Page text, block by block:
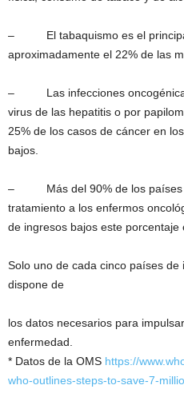
– El tabaquismo es el principal
aproximadamente el 22% de las
– Las infecciones
virus de las hepatitis o por
25% de los casos de cáncer en
bajos.
– Más del 90% de los países
tratamiento a los enfermos
de ingresos bajos este porcentaje
Solo uno de cada cinco países
dispone de
los datos necesarios para
enfermedad.
* Datos de la OMS https://
who-outlines-steps-to-save-7-